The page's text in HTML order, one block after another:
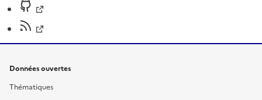
Données ouvertes
Thématiques